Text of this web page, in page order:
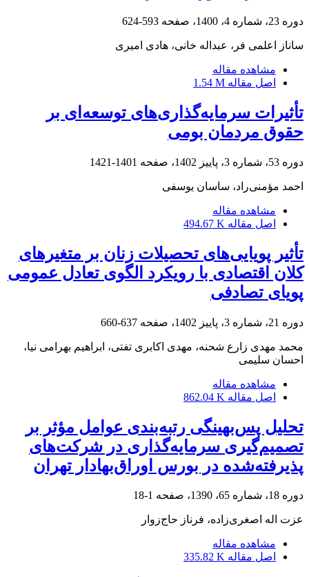
دوره 23، شماره 4، 1400، صفحه 593-624
ساناز اعلمی فر، عبداله خانی، هادی امیری
مشاهده مقاله
اصل مقاله 1.54 M
تأثیرات سرمایه‌گذاری‌های توسعه‌ای بر
حقوق مردمان بومی
دوره 53، شماره 3، پاییز 1402، صفحه 1401-1421
احمد مؤمنی‌راد، ساسان یوسفی
مشاهده مقاله
اصل مقاله 494.67 K
تأثیر پویایی‌های تحصیلات زنان بر متغیرهای
کلان اقتصادی با رویکرد الگوی تعادل عمومی
پویای تصادفی
دوره 21، شماره 3، پاییز 1402، صفحه 637-660
محمد مهدی زارع شحنه، مهدی اکابری تفتی، ابراهیم بهرامی نیا،
احسان سلیمی
مشاهده مقاله
اصل مقاله 862.04 K
تحلیل پس‌بهینگی رتبه‌بندی عوامل مؤثر بر
تصمیم‌گیری سرمایه‌گذاری در شرکت‌های
پذیرفته‌شده در بورس اوراق‌بهادار تهران
دوره 18، شماره 65، 1390، صفحه 1-18
عزت اله اصغری‌زاده، فرناز حاج‌زوار
مشاهده مقاله
اصل مقاله 335.82 K